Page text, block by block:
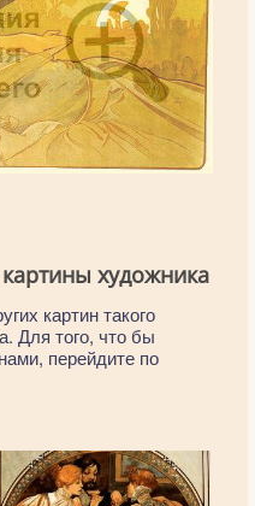
художника
картин такого
Для того, что бы
перейдите по